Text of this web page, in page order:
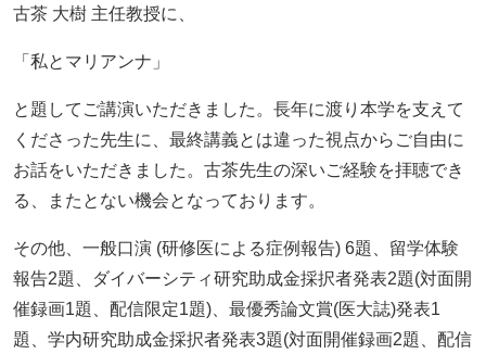
古茶 大樹 主任教授に、
「私とマリアンナ」
と題してご講演いただきました。長年に渡り本学を支えて
くださった先生に、最終講義とは違った視点からご自由に
お話をいただきました。古茶先生の深いご経験を拝聴でき
る、またとない機会となっております。
その他、一般口演 (研修医による症例報告) 6題、留学体験
報告2題、ダイバーシティ研究助成金採択者発表2題(対面開
催録画1題、配信限定1題)、最優秀論文賞(医大誌)発表1
題、学内研究助成金採択者発表3題(対面開催録画2題、配信